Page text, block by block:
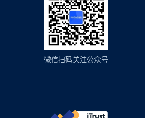
微信扫码关注公众号